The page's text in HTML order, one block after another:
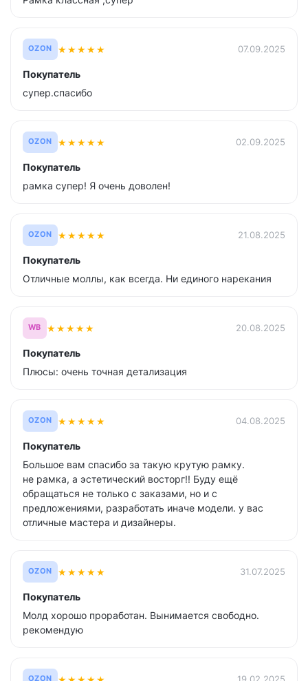
OZON ★★★★★ 07.09.2025
Покупатель
супер.спасибо
OZON ★★★★★ 02.09.2025
Покупатель
рамка супер! Я очень доволен!
OZON ★★★★★ 21.08.2025
Покупатель
Отличные моллы, как всегда. Ни единого нарекания
WB ★★★★★ 20.08.2025
Покупатель
Плюсы: очень точная детализация
OZON ★★★★★ 04.08.2025
Покупатель
Большое вам спасибо за такую крутую рамку.
не рамка, а эстетический восторг!! Буду ещё
обращаться не только с заказами, но и с
предложениями, разработать иначе модели. у вас
отличные мастера и дизайнеры.
OZON ★★★★★ 31.07.2025
Покупатель
Молд хорошо проработан. Вынимается свободно.
рекомендую
OZON 19.02.2025